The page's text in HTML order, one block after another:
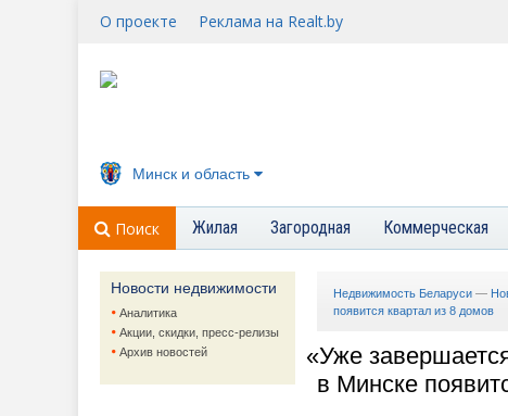
О проекте Реклама на Realt.by
Минск и область
Поиск Жилая Загородная Коммерческая
Новости недвижимости
Аналитика
Акции, скидки, пресс-релизы
Архив новостей
Недвижимость Беларуси —
появится квартал из 8 домов
«Уже
в Минске